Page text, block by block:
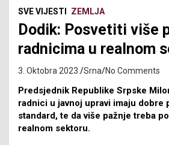
SVE VIJESTI ZEMLJA
Dodik: Posvetiti više
radnicima u realnom
3. Oktobra 2023. Srna No Comments
Predsjednik Republike Srpske
radnici u javnoj upravi imaju dobre
standard, te da više pažnje treba
realnom sektoru.